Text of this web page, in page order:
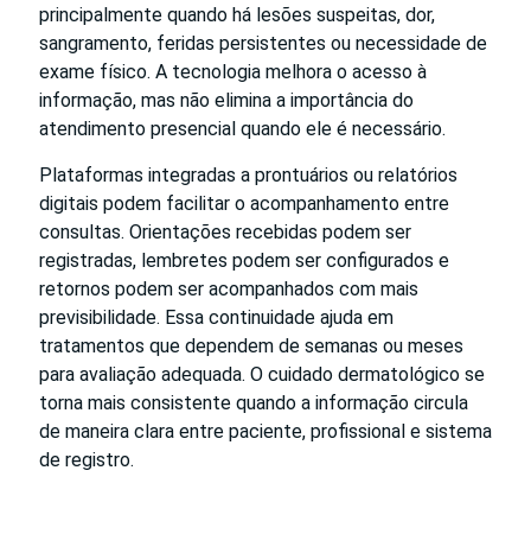
principalmente quando há lesões suspeitas, dor,
sangramento, feridas persistentes ou necessidade de
exame físico. A tecnologia melhora o acesso à
informação, mas não elimina a importância do
atendimento presencial quando ele é necessário.
Plataformas integradas a prontuários ou relatórios
digitais podem facilitar o acompanhamento entre
consultas. Orientações recebidas podem ser
registradas, lembretes podem ser configurados e
retornos podem ser acompanhados com mais
previsibilidade. Essa continuidade ajuda em
tratamentos que dependem de semanas ou meses
para avaliação adequada. O cuidado dermatológico se
torna mais consistente quando a informação circula
de maneira clara entre paciente, profissional e sistema
de registro.